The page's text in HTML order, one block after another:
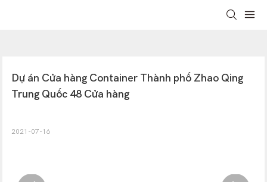
Dự án Cửa hàng Container Thành phố Zhao Qing
Trung Quốc 48 Cửa hàng
2021-07-16